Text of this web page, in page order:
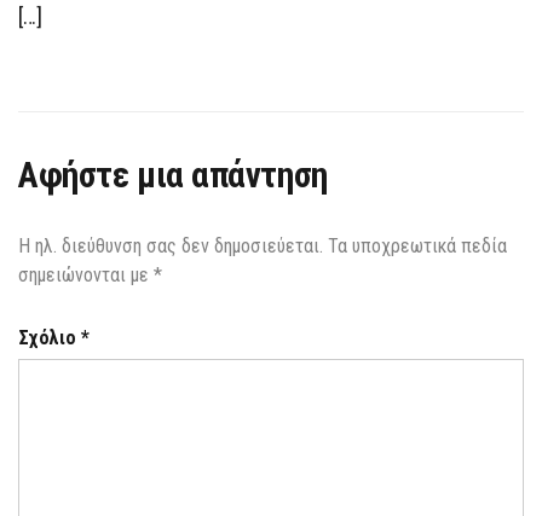
[…]
Αφήστε μια απάντηση
Η ηλ. διεύθυνση σας δεν δημοσιεύεται. Τα υποχρεωτικά πεδία
σημειώνονται με *
Σχόλιο *